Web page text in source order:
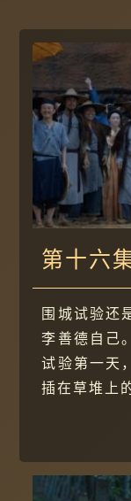
第十六
围城试验还
李善德自己
试验第一天
插在草堆上